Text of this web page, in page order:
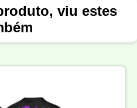
viu estes